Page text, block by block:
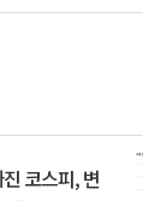
코스피, 변